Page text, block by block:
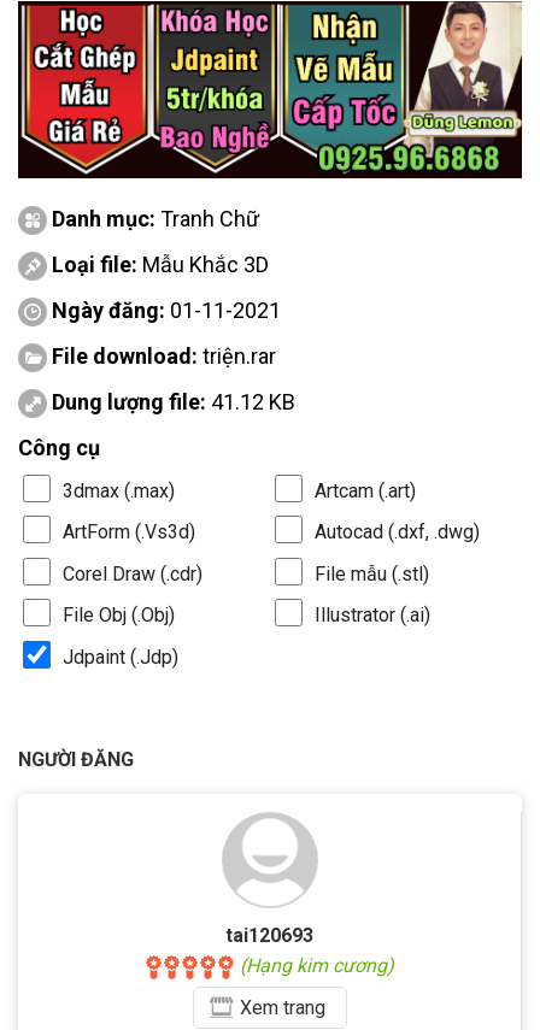
Danh mục: Tranh Chữ
Loại file: Mẫu Khắc 3D
Ngày đăng: 01-11-2021
File download: triện.rar
Dung lượng file: 41.12 KB
Công cụ
3dmax (.max)
Artcam (.art)
ArtForm (.Vs3d)
Autocad (.dxf, .dwg)
Corel Draw (.cdr)
File mẫu (.stl)
File Obj (.Obj)
Illustrator (.ai)
Jdpaint (.Jdp)
NGƯỜI ĐĂNG
tai120693
(Hạng kim cương)
Xemtrang